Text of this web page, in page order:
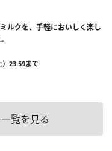
ルクを、手軽においしく楽し
）23:59まで
覧を見る